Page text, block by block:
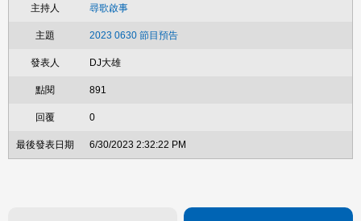
尋歌啟事
2023 0630 節目預告
DJ大雄
891
0
6/30/2023 2:32:22 PM